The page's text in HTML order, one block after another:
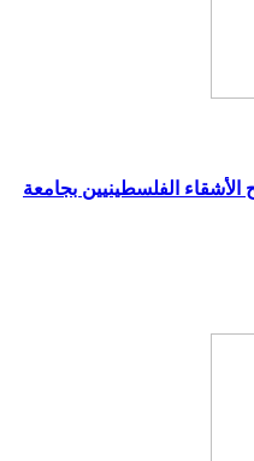
الفلسطينيين بجامعة